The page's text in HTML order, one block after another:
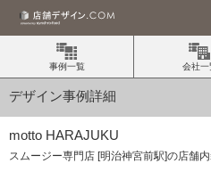
事例一覧 会社一
デザイン事例詳細
motto HARAJUKU
スムージー専門店 [明治神宮前駅]の店舗